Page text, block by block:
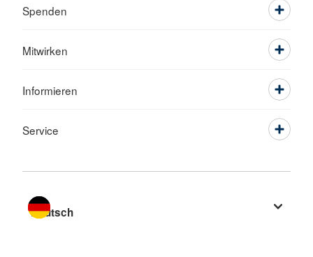
Spenden
Mitwirken
Informieren
Service
Sprache wechseln zu